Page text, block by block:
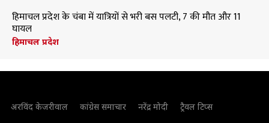
हिमाचल प्रदेश के चंबा में यात्रियों से भरी बस पलटी, 7 की मौत और 11
घायल
हिमाचल प्रदेश
अरविंद केजरीवाल कांग्रेस समाचार नरेंद्र मोदी
ट्रैवल टिप्स